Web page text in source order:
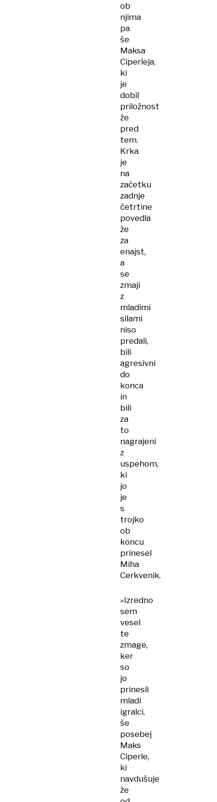
ob
njima
pa
še
Maksa
Ciperleja,
ki
je
dobil
priložnost
že
pred
tem.
Krka
je
na
začetku
zadnje
četrtine
povedla
že
za
enajst,
a
se
zmaji
z
mladimi
silami
niso
predali,
bili
agresivni
do
konca
in
bili
za
to
nagrajeni
z
uspehom,
ki
jo
je
s
trojko
ob
koncu
prinesel
Miha
Cerkvenik.
»Izredno
sem
vesel
te
zmage,
ker
so
jo
prinesli
mladi
igralci,
še
posebej
Maks
Ciperle,
ki
navdušuje
že